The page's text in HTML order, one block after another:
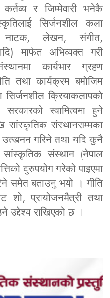
कर्तव्य र जिम्मेवारी भनेकै
सिर्जनशील कला
नाटक, लेखन, संगीत,
मार्फत अभिव्यक्त गरी
कार्यभार ग्रहण
तथा कार्यक्रम बमोजिम
सिर्जनशील क्रियाकलापको
स्वामित्वमा हुने
सांस्कृतिक संस्थानसम्मका
उत्खनन गरिने तथा यदि कुनै
सांस्कृतिक संस्थान (नेपाल
दुरुपयोग गरेको पाइएमा
समेत बताउनु भयो । गीति
शो, प्रायोजनमैत्री तथा
उद्देश्य राखिएको छ ।